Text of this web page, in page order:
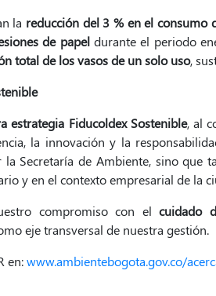
la reducción del 3 % en el consumo
de papeldurante el periodo
total de los vasos de un solo uso,
estrategia Fiducoldex Sostenible, al
la innovación y la
Secretaría de Ambiente, sino que
y en el contexto empresarial de la
compromiso con elcuidado
eje transversal de nuestra gestión.
en:www.ambientebogota.gov.co/